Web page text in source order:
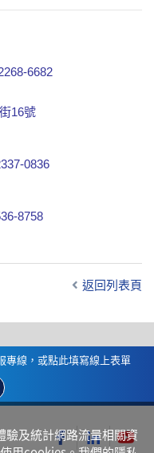
6682
16號
0836
8758
返回列表頁
專線，或點此填寫線上表單
及統計網路流量相關資